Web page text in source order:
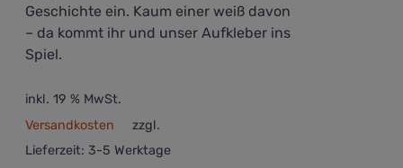
Geschichte ein. Kaum einer weiß davon
– da kommt ihr und unser Aufkleber ins
Spiel.
inkl. 19 % MwSt.
zzgl.
Versandkosten
Lieferzeit: 3-5 Werktage